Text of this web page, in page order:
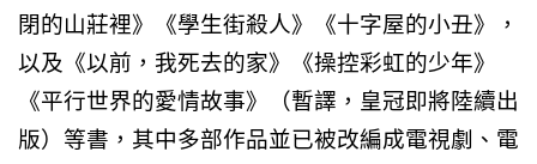
閉的山莊裡》《學生街殺人》《十字屋的小丑》，
以及《以前，我死去的家》《操控彩虹的少年》
《平行世界的愛情故事》（暫譯，皇冠即將陸續出
版）等書，其中多部作品並已被改編成電視劇、電